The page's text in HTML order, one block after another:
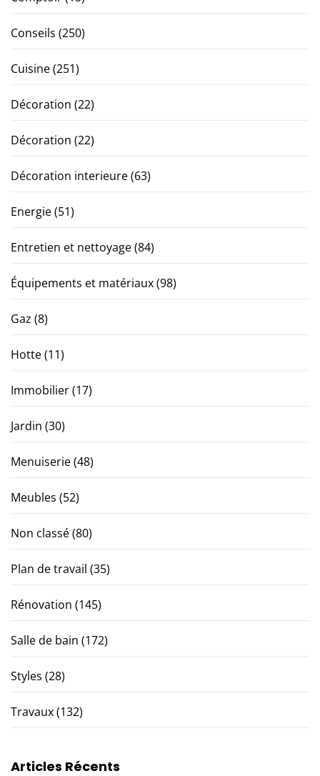
Conseils (250)
Cuisine(251)
Décoration (22)
Décoration (22)
Décoration interieure(63)
Energie(51)
Entretien et nettoyage(84)
Équipements et matériaux(98)
Gaz (8)
Hotte(11)
Immobilier(17)
Jardin (30)
Menuiserie(48)
Meubles (52)
Non classé(80)
Plan de travail (35)
Rénovation (145)
Salle de bain (172)
Styles (28)
Travaux(132)
Articles Récents